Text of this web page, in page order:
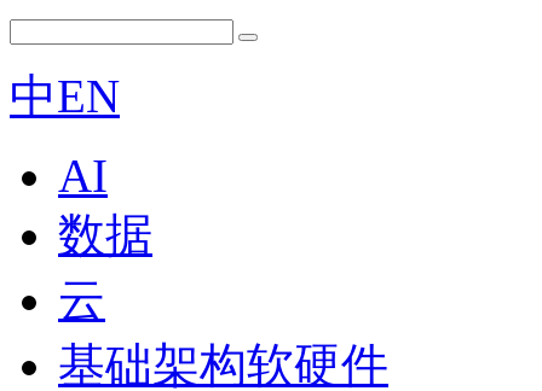
中EN
AI
数据
云
基础架构软硬件